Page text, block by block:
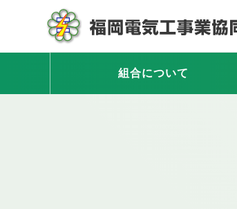
組合について